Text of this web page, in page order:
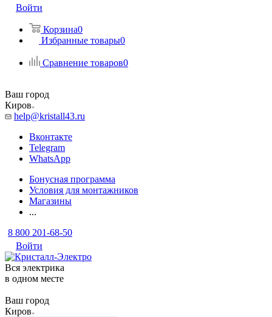
Войти
Корзина0
Избранные товары0
Сравнение товаров0
Ваш город
Киров
help@kristall43.ru
Вконтакте
Telegram
WhatsApp
Бонусная программа
Условия для монтажников
Магазины
...
8 800 201-68-50
Войти
Вся электрика
в одном месте
Ваш город
Киров